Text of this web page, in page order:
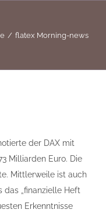
flatex Morning-news
der DAX mit
Milliarden Euro. Die
Mittlerweile ist auch
„finanzielle Heft
Erkenntnisse